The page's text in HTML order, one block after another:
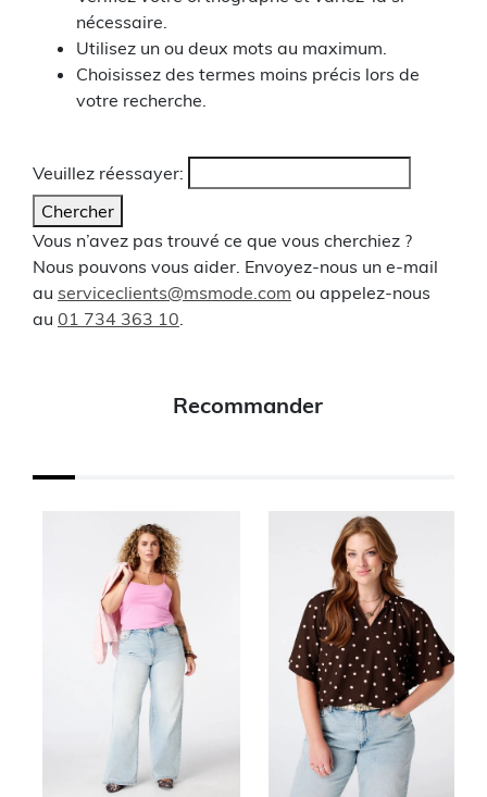
nécessaire.
Utilisez un ou deux mots au maximum.
Choisissez des termes moins précis lors de
votre recherche.
Veuillez réessayer:
Chercher
Vous n’avez pas trouvé ce que vous cherchiez ?
Nous pouvons vous aider. Envoyez-nous un e-mail
au serviceclients@msmode.com ou appelez-nous
au 01 734 363 10
Recommander